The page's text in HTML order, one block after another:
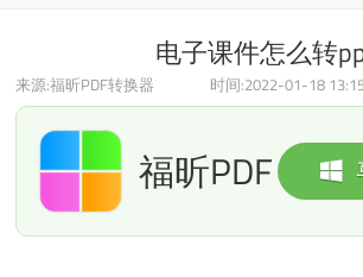
电子课件怎么转
来源:福昕PDF转换器 时间:2022-01-18
福昕PDF
转换器